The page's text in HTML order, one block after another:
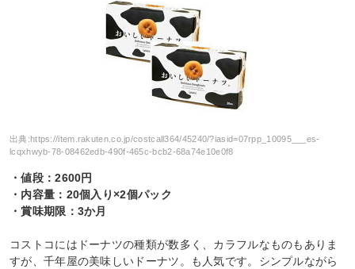
出典:https://item.rakuten.co.jp/costcall364/45240/?iasid=07rpp_10095___es-
lcqxhwyb-78-08462edb-490f-465c-bcb2-68a74e10e0f8
・値段：2600円
・内容量：20個入り×2個パック
・賞味期限：3か月
コストコにはドーナツの種類が数多く、カラフルなものもありま
すが、千年屋の美味しいドーナツ。も人気です。シンプルながら